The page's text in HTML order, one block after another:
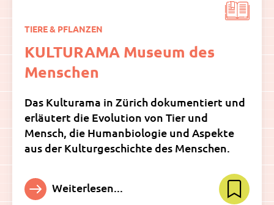
TIERE & PFLANZEN
KULTURAMA Museum des
Menschen
Das Kulturama in Zürich dokumentiert und
erläutert die Evolution von Tier und
Mensch, die Humanbiologie und Aspekte
aus der Kulturgeschichte des Menschen.
Weiterlesen...